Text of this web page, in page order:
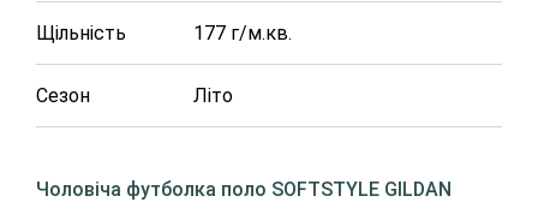
Щільність 177 г/м.кв.
Сезон Літо
Чоловіча футболка поло SOFTSTYLE GILDAN